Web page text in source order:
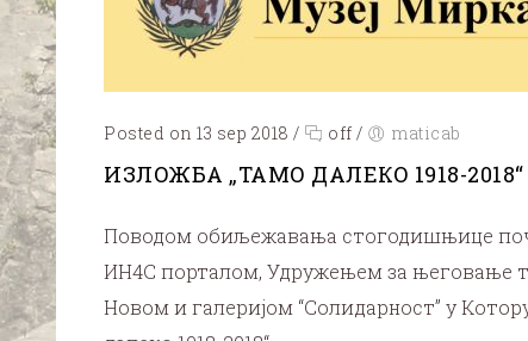
Posted on 13 sep 2018 / off / maticab
ИЗЛОЖБА „ТАМО ДАЛЕКО 1918-
Поводом обиљежавања стогодишњице
ИН4С порталом, Удружењем за његовање
Новом и галеријом “Солидарност” у